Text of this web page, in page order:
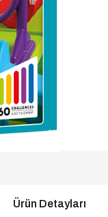
Ürün Detayları